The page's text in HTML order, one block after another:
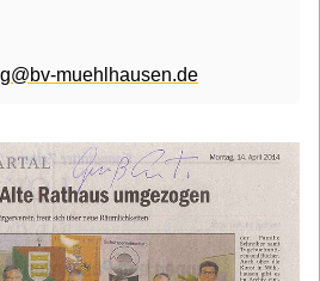
muehlhausen.de